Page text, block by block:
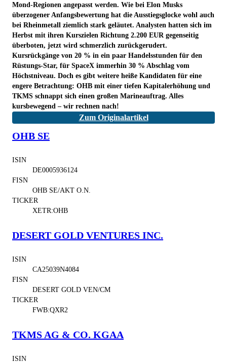
Mond-Regionen angepasst werden. Wie bei Elon Musks
überzogener Anfangsbewertung hat die Ausstiegsglocke wohl auch
bei Rheinmetall ziemlich stark geläutet. Analysten hatten sich im
Herbst mit ihren Kurszielen Richtung 2.200 EUR gegenseitig
überboten, jetzt wird schmerzlich zurückgerudert.
Kursrückgänge von 20 % in ein paar Handelsstunden für den
Rüstungs-Star, für SpaceX immerhin 30 % Abschlag vom
Höchstniveau. Doch es gibt weitere heiße Kandidaten für eine
engere Betrachtung: OHB mit einer tiefen Kapitalerhöhung und
TKMS schnappt sich einen großen Marineauftrag. Alles
kursbewegend – wir rechnen nach!
Zum Originalartikel
OHB SE
ISIN
DE0005936124
FISN
OHB SE/AKT O.N.
TICKER
XETR:OHB
DESERT GOLD VENTURES INC.
ISIN
CA25039N4084
FISN
DESERT GOLD VEN/CM
TICKER
FWB:QXR2
TKMS AG & CO. KGAA
ISIN